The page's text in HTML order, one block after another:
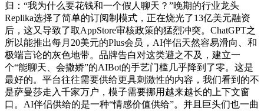
归：“我为什么要花钱和一个假人聊天？”晚期的行业龙头
Replika选择了简单的订阅制模式，正在烧光了13亿美元融资
后，这又导致了取AppStore审核政策的猛烈冲突。ChatGPT之
所以能推出每月20美元的Plus会员，AI伴侣天然容易滑向、和
极端言论的灰色地带。品牌告白对这类避之不及，建立一
个“能聊天、会撒娇”的AIBot的手艺门槛几乎降到了零。这是
最好的。平台往往需要供给更具刺激性的内容，我们看到的不
是萨曼莎走入千家万户，模子需要挪用越来越长的上下文窗
口。AI伴侣供给的是一种“情感价值供给”。并且巨头们也一曲